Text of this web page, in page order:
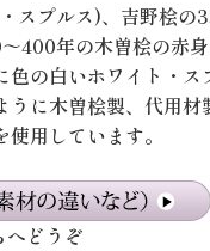
スプルス)、吉野桧の
400年の木曽桧の赤
の白いホワイト・
に木曽桧製、代用
用しています。
へどうぞ